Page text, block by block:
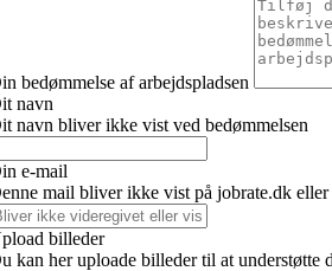
bedømmelse af arbejdspladsen
navn
navn bliver ikke vist ved bedømmelsen
e-mail
mail bliver ikke vist på jobrate.dk eller
billeder
kan her uploade billeder til at understøtte